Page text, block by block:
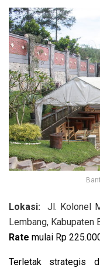
Lokasi:
Jl. Kolonel
Lembang, Kabupaten
Rate mulai Rp
Terletak strategis